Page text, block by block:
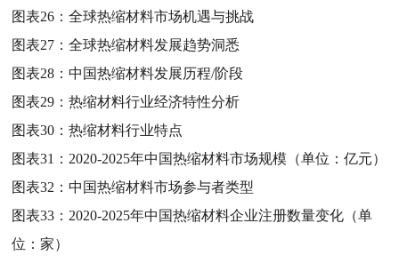
图表26：全球热缩材料市场机遇与挑战
图表27：全球热缩材料发展趋势洞悉
图表28：中国热缩材料发展历程/阶段
图表29：热缩材料行业经济特性分析
图表30：热缩材料行业特点
图表31： 2020-2025年中国热缩材料市场规模（单位：亿元）
图表32：中国热缩材料市场参与者类型
图表33： 2020-2025年中国热缩材料企业注册数量变化（单
位：家）